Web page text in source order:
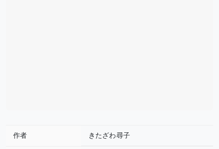
作者 きたざわ尋子